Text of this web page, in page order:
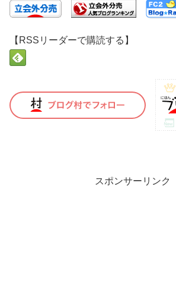
【RSSリーダーで購読する】
スポンサーリンク